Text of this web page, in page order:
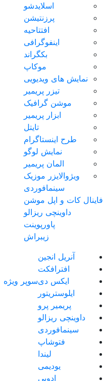
اسلایدشو
پرزنتیشن
افتتاحیه
اینفوگرافی
بکگراند
موکاپ
نمایش های ویدیویی
تیزر پریمیر
موشن گرافیک
ابزار پریمیر
تایتل
طرح اینستاگرام
نمایش لوگو
المان پریمیر
ویژوالایزر موزیک
سینمافوردی
فاینال کات و اپل موشن
داوینچی ریزالو
پاورپوینت
زیبراش
آنریل انجین
افترافکت
ایکس دی
ایلوستریتور
پریمیر پرو
داوینچی ریزالو
سینمافوردی
فتوشاپ
لیندا
یودیمی
ادوبی
سوپر ویژه